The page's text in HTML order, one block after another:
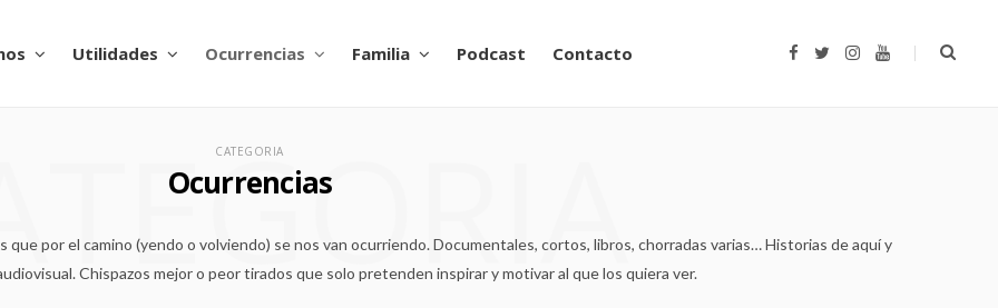
Utilidades Ocurrencias Familia Podcast Contacto
I
Y
CATEGORIA
Ocurrencias
por el camino (yendo o volviendo) se nos van ocurriendo. Documentales, cortos, libros, chorradas varias… Historias de aquí y
Chispazos mejor o peor tirados que solo pretenden inspirar y motivar al que los quiera ver.